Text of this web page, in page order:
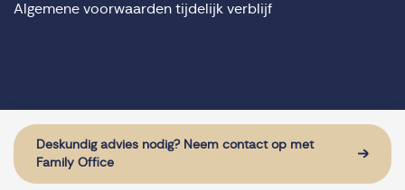
Deskundig advies nodig? Neem contact op met
Family Office
Algemene voorwaarden tijdelijk verblijf
Website door: Sturdy Digital